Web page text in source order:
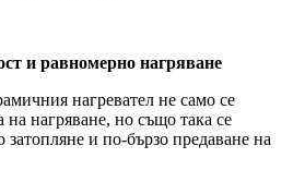
и равномерно нагряване
нагревател не само се
на нагряване, но също така се
и по-бързо предаване на